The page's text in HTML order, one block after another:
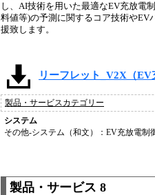
し、AI技術を用いた最適なEV充放電
料値等)の予測に関するコア技術やEV
援致します。
リーフレット_V2X（
製品・サービスカテゴリー
システム
その他-システム（和文）：EV充放電制
製品・サービス 8